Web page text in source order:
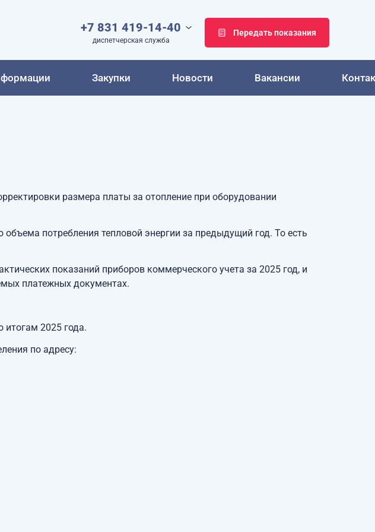
+7 831 419-14-40
диспетчерская служба
Передать показания
Закупки Новости Вакансии
размера платы за отопление при оборудовании
потребления тепловой энергии за предыдущий год. То есть
показаний приборов коммерческого учета за 2025 год, и
платежных документах.
итогам 2025 года.
по адресу: